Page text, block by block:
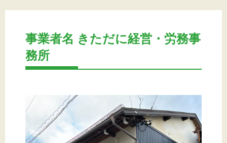
白川町商工会について
お問い合わせ
事業者名 きただに経営・労務事
務所